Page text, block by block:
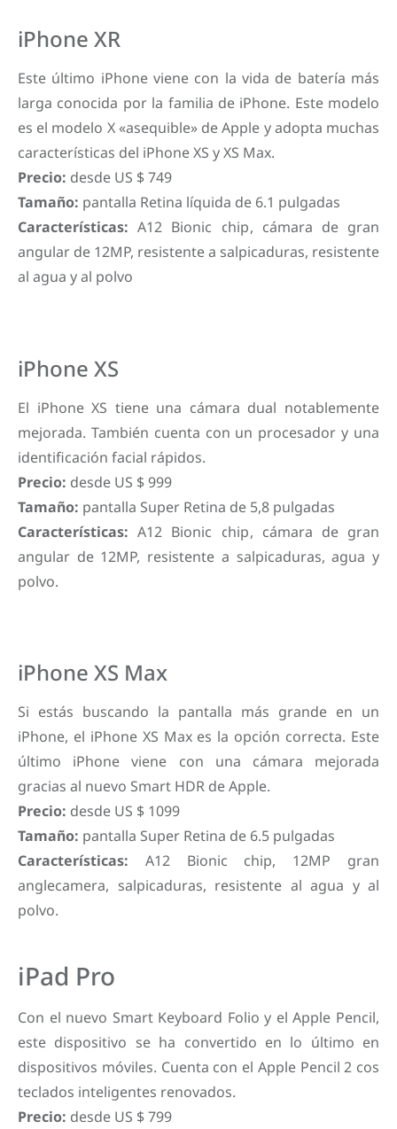
iPhone XR
Este último iPhone viene con la vida de batería más
larga conocida por la familia de iPhone. Este modelo
es el modelo X «asequible» de Apple y adopta muchas
características del iPhone XS y XS Max.
Precio: desde US $ 749
Tamaño: pantalla Retina líquida de 6.1 pulgadas
Características: A12 Bionic chip, cámara de gran
angular de 12MP, resistente a salpicaduras, resistente
al agua y al polvo
iPhone XS
El iPhone XS tiene una cámara dual notablemente
mejorada. También cuenta con un procesador y una
identificación facial rápidos.
Precio: desde US $ 999
Tamaño: pantalla Super Retina de 5,8 pulgadas
Características: A12 Bionic chip, cámara de gran
angular de 12MP, resistente a salpicaduras, agua y
polvo.
iPhone XS Max
Si estás buscando la pantalla más grande en un
iPhone, el iPhone XS Max es la opción correcta. Este
último iPhone viene con una cámara mejorada
gracias al nuevo Smart HDR de Apple.
Precio: desde US $ 1099
Tamaño: pantalla Super Retina de 6.5 pulgadas
Características: A12 Bionic chip, 12MP gran
anglecamera, salpicaduras, resistente al agua y al
polvo.
iPad Pro
Con el nuevo Smart Keyboard Folio y el Apple Pencil,
este dispositivo se ha convertido en lo último en
dispositivos móviles. Cuenta con el Apple Pencil 2 cos
teclados inteligentes renovados.
Precio: desde US $ 799